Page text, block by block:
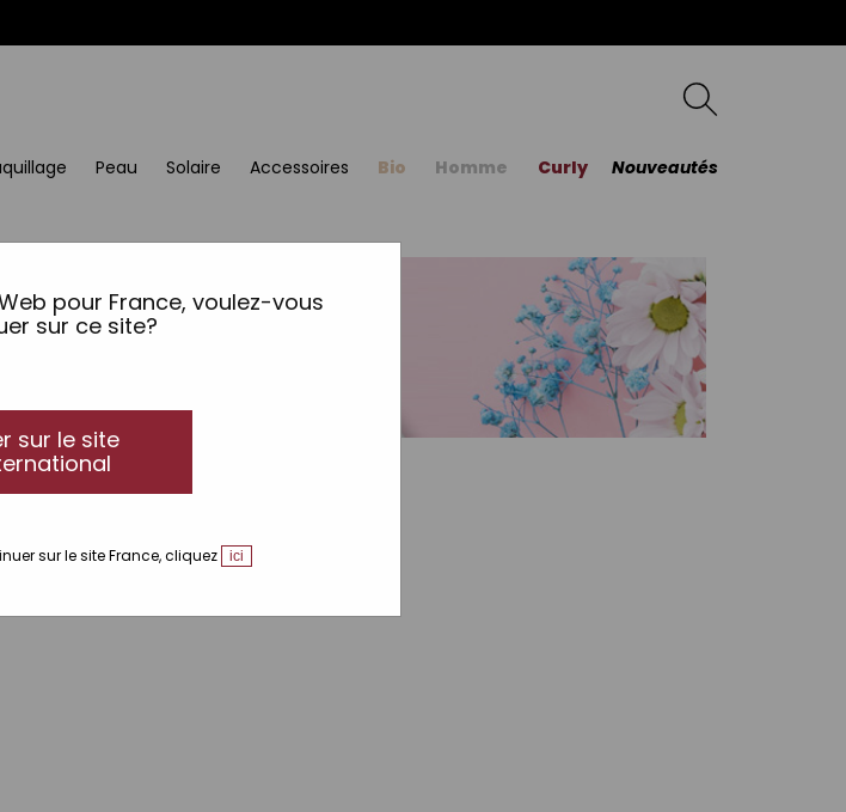
pour France, voulez-vous
sur ce site?
sur le site
sur le site France, cliquez ici
Peau Solaire Accessoires Bio Homme Curly Nouveautés